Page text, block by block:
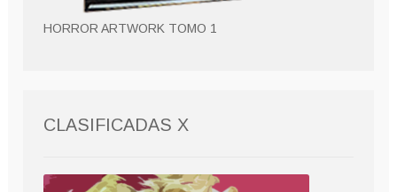
HORROR ARTWORK TOMO 1
CLASIFICADAS X